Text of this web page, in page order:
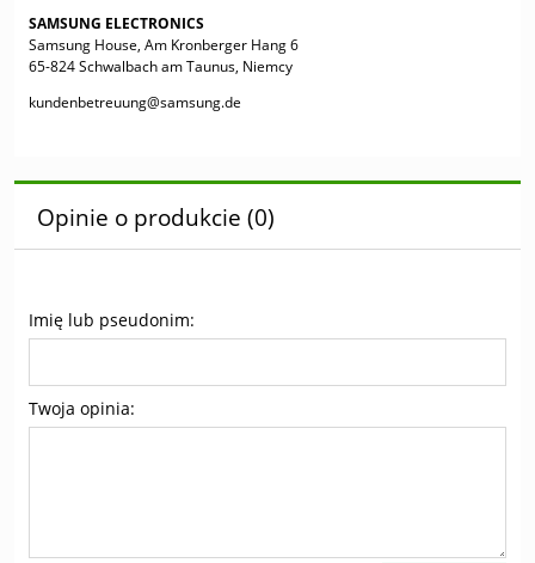
SAMSUNG ELECTRONICS
Samsung House, Am Kronberger Hang 6
65-824 Schwalbach am Taunus, Niemcy
kundenbetreuung@samsung.de
Opinie o produkcie (0)
Imię lub pseudonim:
Twoja opinia: